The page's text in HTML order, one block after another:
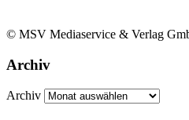
© MSV Mediaservice & Verlag
Archiv
Archiv